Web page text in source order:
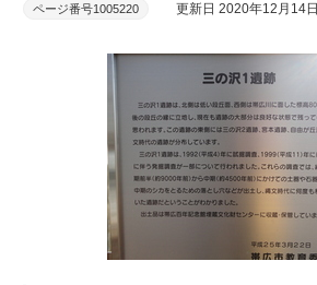
ページ番号1005220 更新日 2020年12月14日